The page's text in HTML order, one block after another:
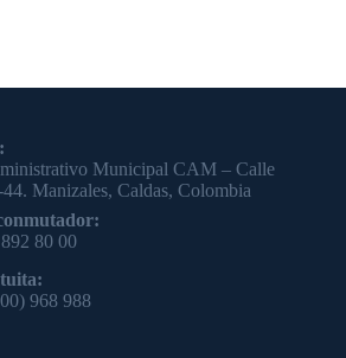
Municipal CAM – Calle
Manizales, Caldas, Colombia
80 00
968 988